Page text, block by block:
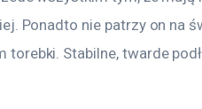
Ponadto nie patrzy on na
torebki. Stabilne, twarde